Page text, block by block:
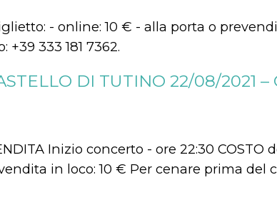
- online: 10 € - alla porta o
333 181 7362.
DI TUTINO 22/08/2021 –
Inizio concerto - ore 22:30 COSTO
in loco: 10 € Per cenare prima del
es
al
un
es
entre